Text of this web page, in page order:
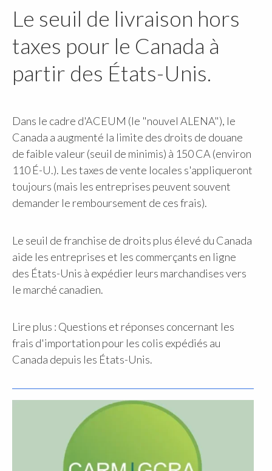
Le seuil de livraison hors
taxes pour le Canada à
partir des États-Unis.
Dans le cadre d'ACEUM (le "nouvel ALENA"), le
Canada a augmenté la limite des droits de douane
de faible valeur (seuil de minimis) à 150 CA (environ
110 É-U.). Les taxes de vente locales s'appliqueront
toujours (mais les entreprises peuvent souvent
demander le remboursement de ces frais).
Le seuil de franchise de droits plus élevé du Canada
aide les entreprises et les commerçants en ligne
des États-Unis à expédier leurs marchandises vers
le marché canadien.
Lire plus : Questions et réponses concernant les
frais d'importation pour les colis expédiés au
Canada depuis les États-Unis.